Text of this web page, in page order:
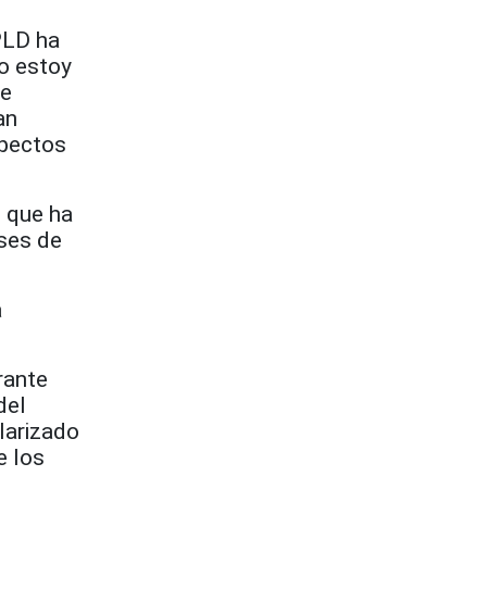
ha
estoy
ha
de
los